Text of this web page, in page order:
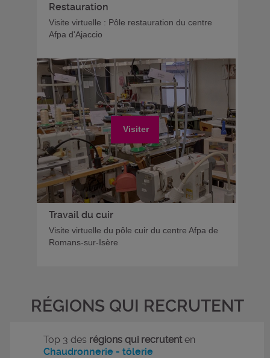
Restauration
Visite virtuelle : Pôle restauration du centre
Afpa d'Ajaccio
Visiter
Travail du cuir
Visite virtuelle du pôle cuir du centre Afpa de
Romans-sur-Isère
RÉGIONS QUI RECRUTENT
Top 3 des régions qui recrutenten
Chaudronnerie - tôlerie